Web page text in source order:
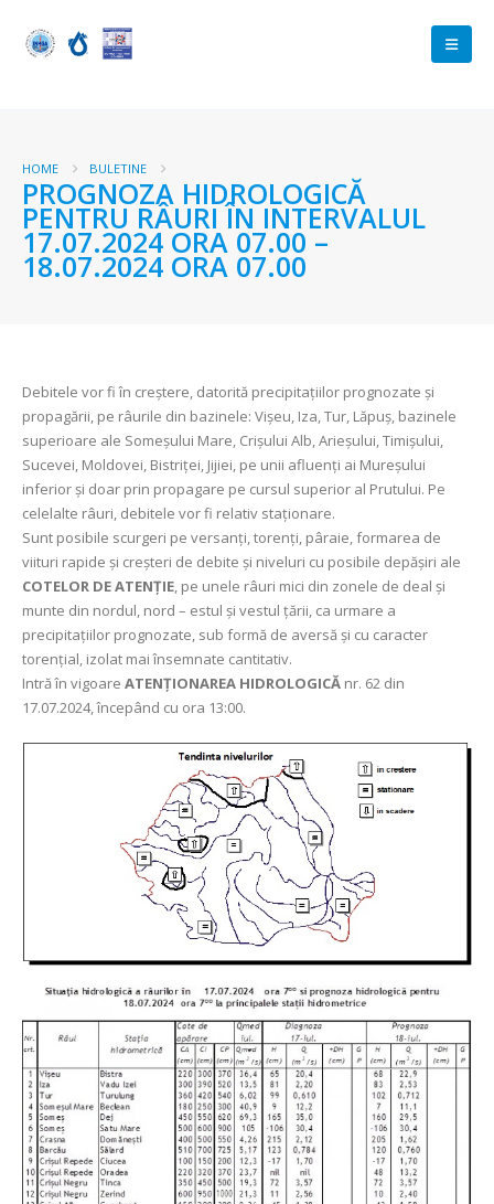
HOME BULETINE
PROGNOZA HIDROLOGICĂ
PENTRU RÂURI ÎN INTERVALUL
17.07.2024 ORA 07.00 –
18.07.2024 ORA 07.00
Debitele vor fi în creștere, datorită precipitațiilor prognozate și
propagării, pe râurile din bazinele: Vișeu, Iza, Tur, Lăpuș, bazinele
superioare ale Someșului Mare, Crișului Alb, Arieșului, Timișului,
Sucevei, Moldovei, Bistriței, Jijiei, pe unii afluenți ai Mureșului
inferior și doar prin propagare pe cursul superior al Prutului. Pe
celelalte râuri, debitele vor fi relativ staționare.
Sunt posibile scurgeri pe versanți, torenți, pâraie, formarea de
viituri rapide și creşteri de debite şi niveluri cu posibile depăşiri ale
COTELOR DE ATENȚIE, pe unele râuri mici din zonele de deal şi
munte din nordul, nord – estul și vestul țării, ca urmare a
precipitațiilor prognozate, sub formă de aversă și cu caracter
torențial, izolat mai însemnate cantitativ.
Intră în vigoare ATENȚIONAREA HIDROLOGICĂ nr. 62 din
17.07.2024, începând cu ora 13:00.